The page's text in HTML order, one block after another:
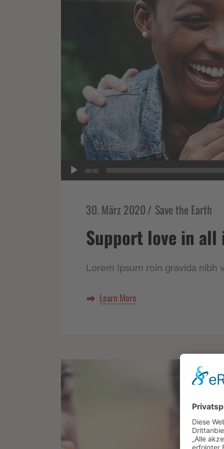
Audio-
Player
00:00
30. März 2020 Save the Earth
Support love in all
Lorem Ipsum roin gravida nibh
Learn More